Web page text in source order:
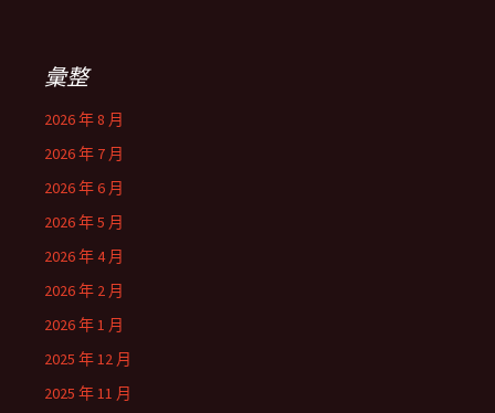
彙整
2026 年 8 月
2026 年 7 月
2026 年 6 月
2026 年 5 月
2026 年 4 月
2026 年 2 月
2026 年 1 月
2025 年 12 月
2025 年 11 月